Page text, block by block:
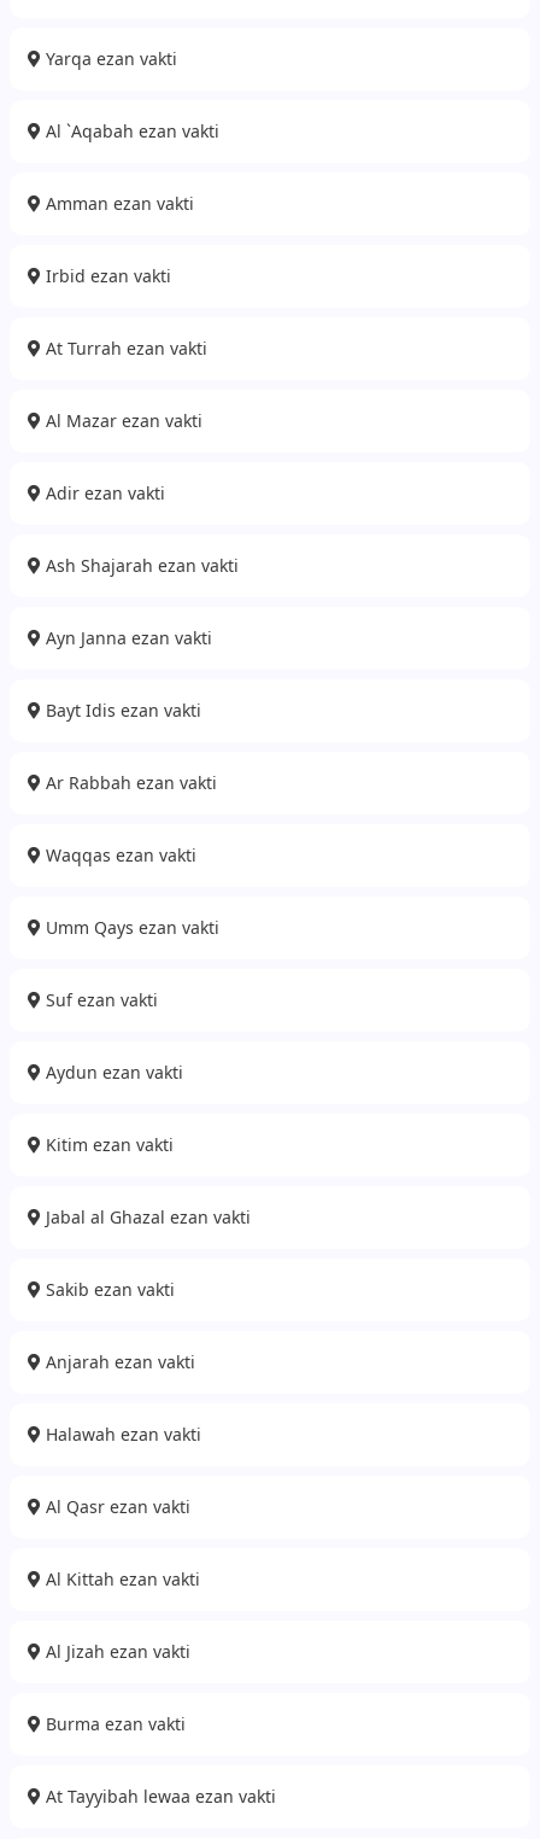
Yarqa ezan vakti
Al `Aqabah ezan vakti
Amman ezan vakti
Irbid ezan vakti
At Turrah ezan vakti
Al Mazar ezan vakti
Adir ezan vakti
Ash Shajarah ezan vakti
Ayn Janna ezan vakti
Bayt Idis ezan vakti
Ar Rabbah ezan vakti
Waqqas ezan vakti
Umm Qays ezan vakti
Suf ezan vakti
Aydun ezan vakti
Kitim ezan vakti
Jabal al Ghazal ezan vakti
Sakib ezan vakti
Anjarah ezan vakti
Halawah ezan vakti
Al Qasr ezan vakti
Al Kittah ezan vakti
Al Jizah ezan vakti
Burma ezan vakti
At Tayyibah lewaa ezan vakti